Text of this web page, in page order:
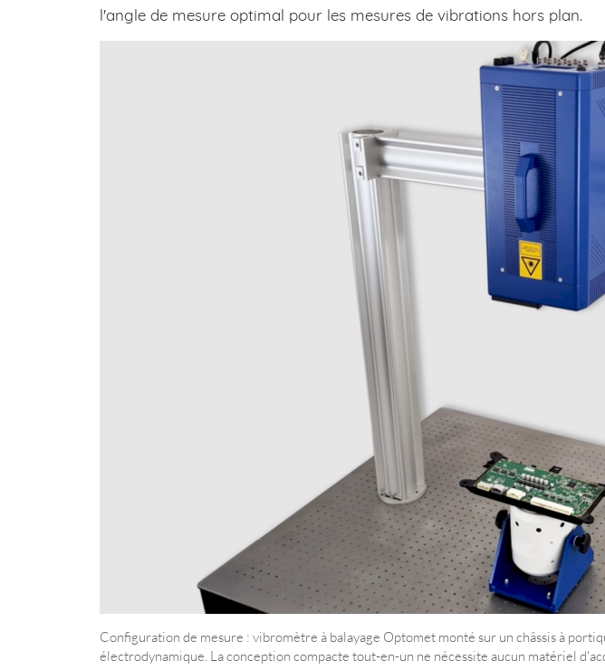
l'angle de mesure optimal pour les mesures de vibrations hors plan.
Configuration de mesure : vibromètre à balayage Optomet monté sur un châssis à
électrodynamique. La conception compacte tout-en-un ne nécessite aucun matériel